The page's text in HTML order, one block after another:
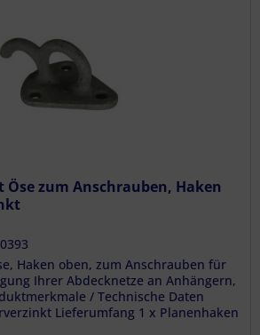
zum Anschrauben, Haken
Haken oben, zum Anschrauben für
Ihrer Abdecknetze an Anhängern,
/ Technische Daten
Lieferumfang 1 x Planenhaken